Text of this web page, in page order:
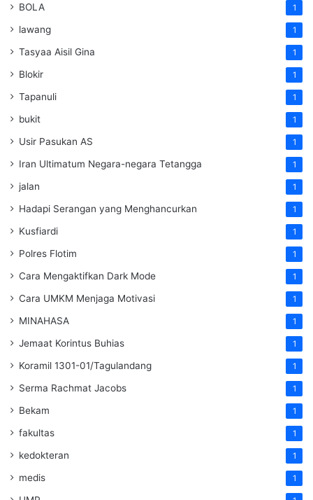
BOLA 1
lawang 1
Tasyaa Aisil Gina 1
Blokir 1
Tapanuli 1
bukit 1
Usir Pasukan AS 1
Iran Ultimatum Negara-negara Tetangga 1
jalan 1
Hadapi Serangan yang Menghancurkan 1
Kusfiardi 1
Polres Flotim 1
Cara Mengaktifkan Dark Mode 1
Cara UMKM Menjaga Motivasi 1
MINAHASA 1
Jemaat Korintus Buhias 1
Koramil 1301-01/Tagulandang 1
Serma Rachmat Jacobs 1
Bekam 1
fakultas 1
kedokteran 1
medis 1